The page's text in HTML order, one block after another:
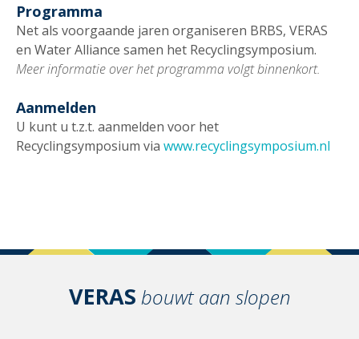
Programma
Net als voorgaande jaren organiseren BRBS, VERAS
en Water Alliance samen het Recyclingsymposium.
Meer informatie over het programma volgt binnenkort.
Aanmelden
U kunt u t.z.t. aanmelden voor het
Recyclingsymposium via www.recyclingsymposium.nl
VERAS bouwt aan slopen